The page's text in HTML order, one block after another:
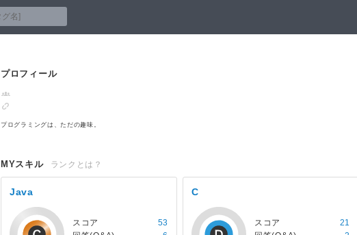
プロフィール
プログラミングは、ただの趣味。
MYスキル ランクとは？
Java
スコア
53
C
スコア
21